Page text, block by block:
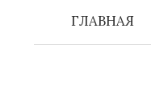
ГЛАВНАЯ